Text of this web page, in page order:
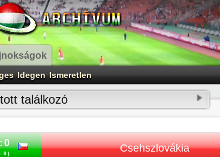
Idegen Ismeretlen
találkozó
Csehszlovákia